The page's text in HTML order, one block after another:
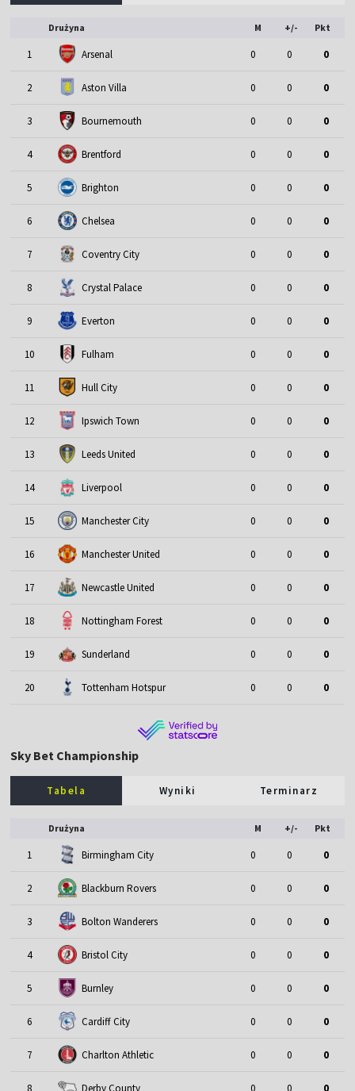
Drużyna M +/- Pkt
1 Arsenal 0 0 0
2 Aston Villa 0 0 0
3 Bournemouth 0 0 0
4 Brentford 0 0 0
5 Brighton 0 0 0
6 Chelsea 0 0 0
7 Coventry City 0 0 0
8 Crystal Palace 0 0 0
9 Everton 0 0 0
10 Fulham 0 0 0
11 Hull City 0 0 0
12 Ipswich Town 0 0 0
13 Leeds United 0 0 0
14 Liverpool 0 0 0
15 Manchester City 0 0 0
16 Manchester United 0 0 0
17 Newcastle United 0 0 0
18 Nottingham Forest 0 0 0
19 Sunderland 0 0 0
20 Tottenham Hotspur 0 0 0
Sky Bet Championship
Tabela Wyniki Terminarz
Drużyna M +/- Pkt
1 Birmingham City 0 0 0
2 Blackburn Rovers 0 0 0
3 Bolton Wanderers 0 0 0
4 Bristol City 0 0 0
5 Burnley 0 0 0
6 Cardiff City 0 0 0
7 Charlton Athletic 0 0 0
8 Derby County 0 0 0